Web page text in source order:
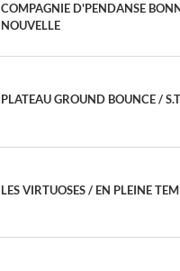
COMPAGNIE D'PENDANSE
NOUVELLE
PLATEAU GROUND BOUNCE /
LES VIRTUOSES / EN PLEINE